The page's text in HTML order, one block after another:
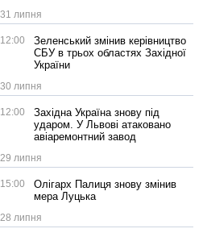
31 липня
12:00
Зеленський змінив керівництво
СБУ в трьох областях Західної
України
30 липня
12:00
Західна Україна знову під
ударом. У Львові атаковано
авіаремонтний завод
29 липня
15:00
Олігарх Палиця знову змінив
мера Луцька
28 липня